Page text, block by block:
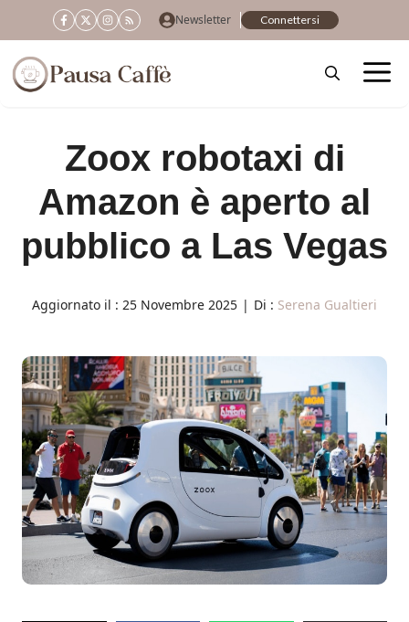
al
contenuto
Newsletter Connettersi
Zoox robotaxi di
Amazon è aperto al
pubblico a Las Vegas
Aggiornato il : 25 Novembre 2025 | Di : Serena Gualtieri